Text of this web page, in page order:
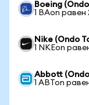
Boeing
1 BAon равен
Nike (Ondo
1 NKEon
Abbott
1 ABTon